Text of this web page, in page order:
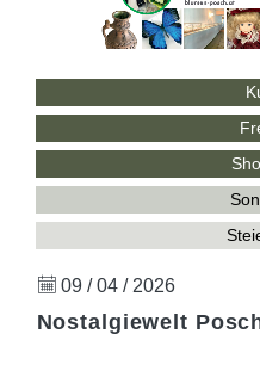
09 / 04 / 2026
Nostalgiewelt